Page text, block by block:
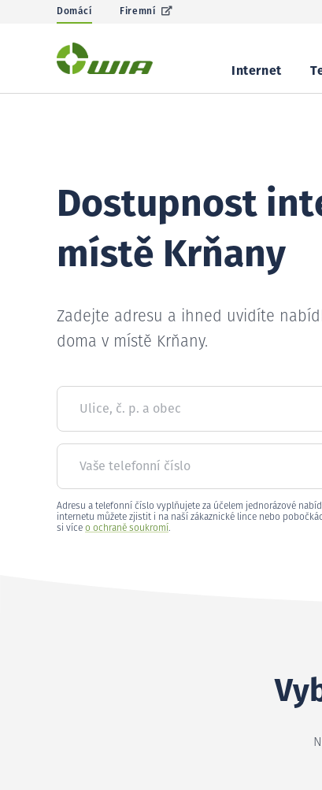
Domácí Firemní
Internet
Dostupnost
místě Krňany
Zadejte adresu a ihned uvidíte
doma v místě Krňany.
Ulice, č. p. a obec
Vaše telefonní číslo
Adresu a telefonní číslo vyplňujete za účelem jednorázové
internetu můžete zjistit i na naší zákaznické lince nebo
si více o ochraně soukromí.